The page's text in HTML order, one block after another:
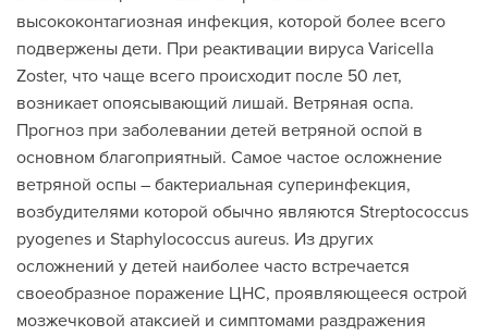
высококонтагиозная инфекция, которой более всего
подвержены дети. При реактивации вируса Varicella
Zoster, что чаще всего происходит после 50 лет,
возникает опоясывающий лишай. Ветряная оспа.
Прогноз при заболевании детей ветряной оспой в
основном благоприятный. Самое частое осложнение
ветряной оспы – бактериальная суперинфекция,
возбудителями которой обычно являются Streptococcus
pyogenes и Staphylococcus aureus. Из других
осложнений у детей наиболее часто встречается
своеобразное поражение ЦНС, проявляющееся острой
мозжечковой атаксией и симптомами раздражения